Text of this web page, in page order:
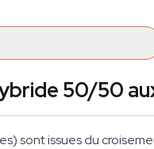
50/50
sont issues du